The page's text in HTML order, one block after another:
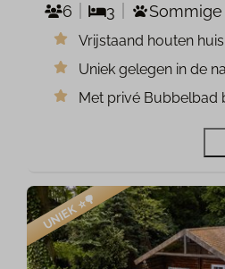
6 3 Sommige
Vrijstaand houten huis
Uniek gelegen in de
Met privé Bubbelbad
UNIEK ⭐️🌳